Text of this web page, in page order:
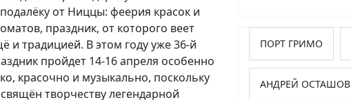
от Ниццы: феерия красок и
праздник, от которого веет
и традицией. В этом году уже 36-й
пройдет 14-16 апреля особенно
красочно и музыкально, поскольку
творчеству легендарной
ПОРТ ГРИМО
АНДРЕЙ ОСТАШОВ